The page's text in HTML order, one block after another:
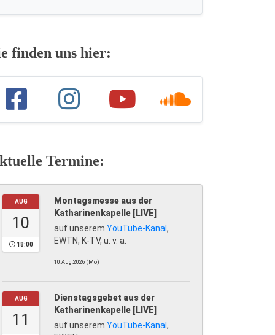
finden uns hier:
Termine:
AUG
10
18:00
Montagsmesse aus der
Katharinenkapelle [LIVE]
auf unserem YouTube-Kanal ,
EWTN, K-TV, u. v. a.
10.Aug.2026 (Mo)
AUG
11
Dienstagsgebet aus der
Katharinenkapelle [LIVE]
auf unserem YouTube-Kanal ,